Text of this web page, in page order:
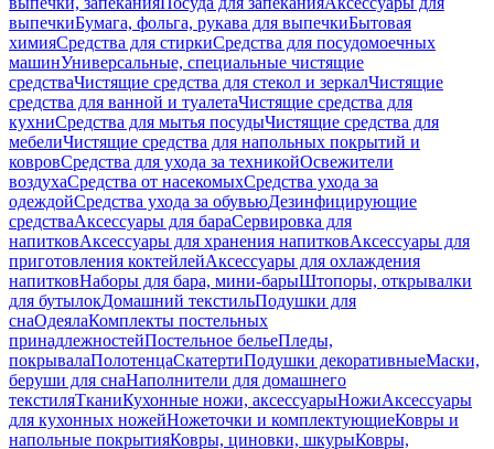
выпечкиБумага, фольга, рукава для выпечкиБытовая
химияСредства для стиркиСредства для посудомоечных
машинУниверсальные, специальные чистящие
средстваЧистящие средства для стекол и зеркалЧистящие
средства для ванной и туалетаЧистящие средства для
кухниСредства для мытья посудыЧистящие средства для
мебелиЧистящие средства для напольных покрытий и
ковровСредства для ухода за техникойОсвежители
воздухаСредства от насекомыхСредства ухода за
одеждойСредства ухода за обувьюДезинфицирующие
средстваАксессуары для бараСервировка для
напитковАксессуары для хранения напитковАксессуары для
приготовления коктейлейАксессуары для охлаждения
напитковНаборы для бара, мини-барыШтопоры, открывалки
для бутылокДомашний текстильПодушки для
снаОдеялаКомплекты постельных
принадлежностейПостельное бельеПледы,
покрывалаПолотенцаСкатертиПодушки декоративныеМаски,
беруши для снаНаполнители для домашнего
текстиляТканиКухонные ножи, аксессуарыНожиАксессуары
для кухонных ножейНожеточки и комплектующиеКовры и
напольные покрытияКовры, циновки, шкурыКовры,